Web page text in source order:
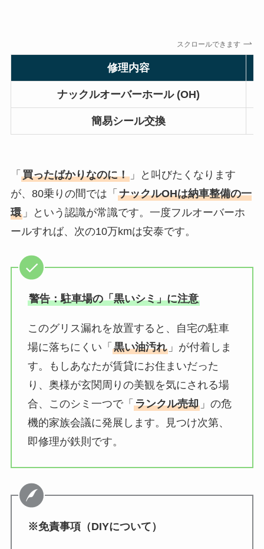
スクロールできます
修理内容
ナックルオーバーホール (OH)
簡易シール交換
「 買ったばかりなのに！」と叫びたくなります
が、80乗りの間では「 ナックルOHは納車整備の一
環」という認識が常識です。一度フルオーバーホ
ールすれば、次の10万kmは安泰です。
警告：駐車場の「黒いシミ」に注意
このグリス漏れを放置すると、自宅の駐車
場に落ちにくい「 黒い油汚れ」が付着しま
す。もしあなたが賃貸にお住まいだった
り、奥様が玄関周りの美観を気にされる場
合、このシミ一つで「 ランクル売却」の危
機的家族会議に発展します。見つけ次第、
即修理が鉄則です。
※免責事項（DIYについて）